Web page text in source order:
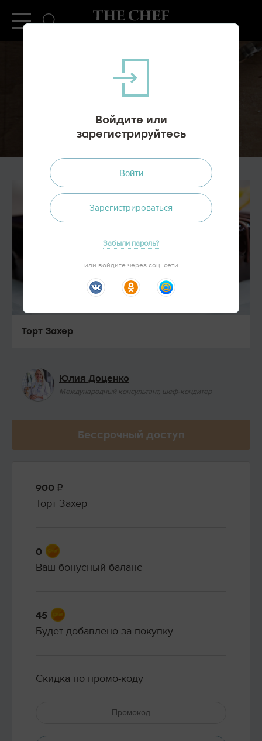
ОФОРМЛЕНИЕ ЗАКАЗА
Торт Захер
Юлия Доценко
Международный консультант, шеф-кондитер
Бессрочный доступ
900
Торт Захер
0
Ваш бонусный баланс
45
Будет добавлено за покупку
Скидка по промо-коду
Войдите или
зарегистрируйтесь
Войти
Зарегистрироваться
Забыли пароль?
или войдите через соц. сети